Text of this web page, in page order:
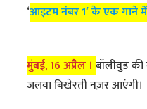
‘आइटम नंबर 1′ के एक गाने
मुंबई, 16 अप्रैल । बॉलीवुड
जलवा बिखेरती नज़र आएंगी।